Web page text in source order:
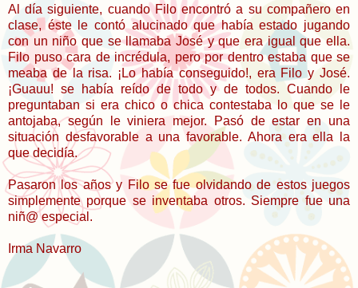
Al día siguiente, cuando Filo encontró a su compañero en
clase, éste le contó alucinado que había estado jugando
con un niño que se llamaba José y que era igual que ella.
Filo puso cara de incrédula, pero por dentro estaba que se
meaba de la risa. ¡Lo había conseguido!, era Filo y José.
¡Guauu! se había reído de todo y de todos. Cuando le
preguntaban si era chico o chica contestaba lo que se le
antojaba, según le viniera mejor. Pasó de estar en una
situación desfavorable a una favorable. Ahora era ella la
que decidía.
Pasaron los años y Filo se fue olvidando de estos juegos
simplemente porque se inventaba otros. Siempre fue una
niñ@ especial.
Irma Navarro